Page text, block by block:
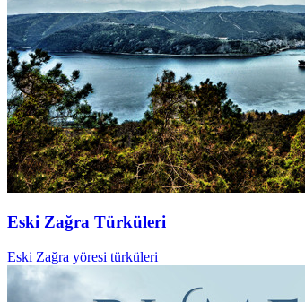
Eski Zağra Türküleri
Eski Zağra yöresi türküleri